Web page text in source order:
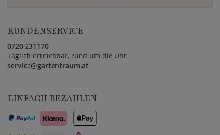
KUNDENSERVICE
0720 231170
Täglich erreichbar, rund um die Uhr
service@gartentraum.at
EINFACH BEZAHLEN